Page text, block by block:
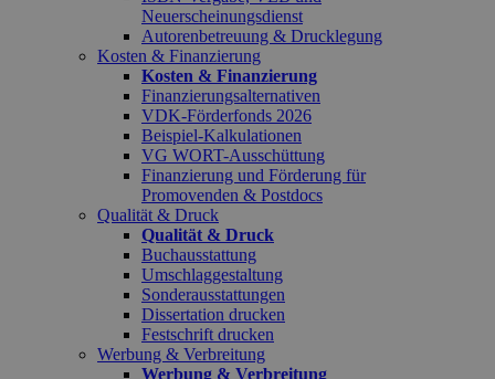
Neuerscheinungsdienst
Autorenbetreuung & Drucklegung
Kosten & Finanzierung
Kosten & Finanzierung
Finanzierungsalternativen
VDK-Förderfonds 2026
Beispiel-Kalkulationen
VG WORT-Ausschüttung
Finanzierung und Förderung für
Promovenden & Postdocs
Qualität & Druck
Qualität & Druck
Buchausstattung
Umschlaggestaltung
Sonderausstattungen
Dissertation drucken
Festschrift drucken
Werbung & Verbreitung
Werbung & Verbreitung